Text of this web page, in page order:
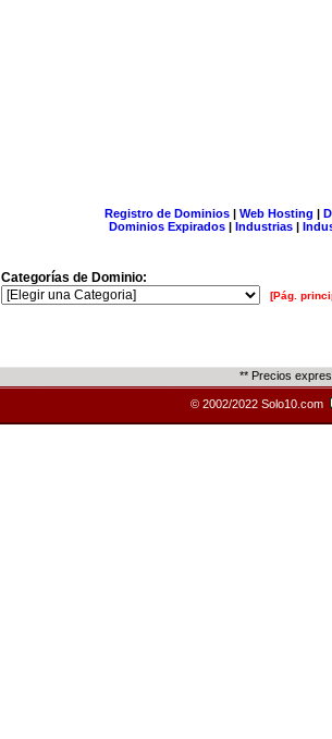
Registro de Dominios| Web Hosting |
Dominios Expirados | Industrias |
Categorías de Dominio:
[Pág.
** Precios
© 2002/2022 Solo10.com